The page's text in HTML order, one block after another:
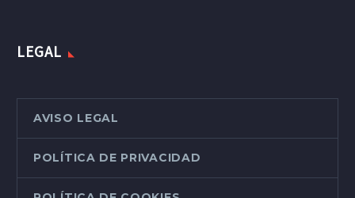
LEGAL
AVISO LEGAL
POLÍTICA DE PRIVACIDAD